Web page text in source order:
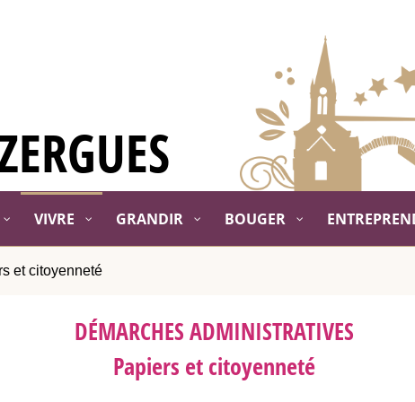
VIVRE GRANDIR BOUGER
et citoyenneté
DÉMARCHES ADMINISTRATIVES
Papiers et citoyenneté